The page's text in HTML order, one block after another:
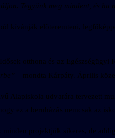
Tegyünk meg mindent, és ha
kívánják előteremteni,
otthona és az
– mondta Kárpáty. Április
Alapiskola udvarára tervezett
ez a beruházás nemcsak az
projektjük sikeres, de